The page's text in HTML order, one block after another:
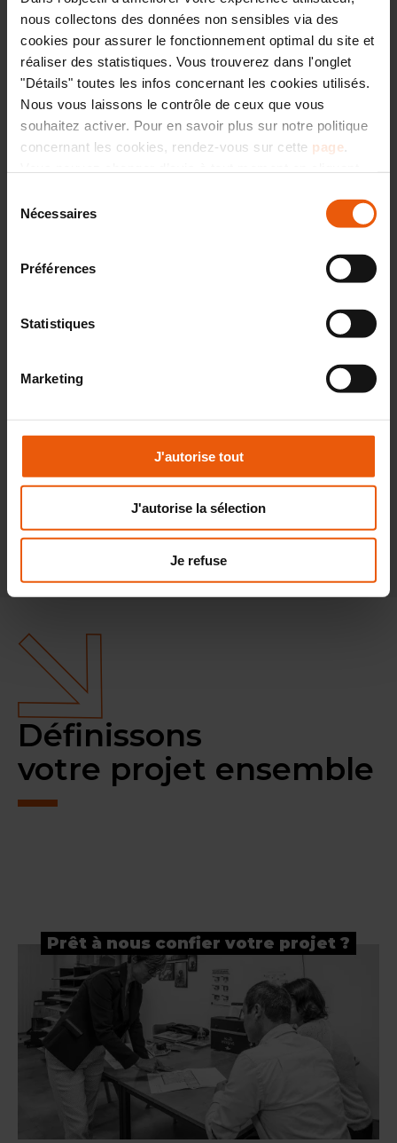
nous collectons des données non sensibles via des
cookies pour assurer le fonctionnement optimal du site et
réaliser des statistiques. Vous trouverez dans l'onglet
"Détails" toutes les infos concernant les cookies utilisés.
Nous vous laissons le contrôle de ceux que vous
souhaitez activer. Pour en savoir plus sur notre politique
concernant les cookies, rendez-vous sur cette page.
du site.
Nécessaires
Préférences
Statistiques
Marketing
J'autorise tout
J'autorise la sélection
Je refuse
Fidélité des clients: déjà accompagnés sur un
précédent projet, ils nous ont de nouveau
confié cette transformation.
Avant / après
Retour au listing
Définissons
votre projet ensemble
Prêt à nous confier votre projet ?